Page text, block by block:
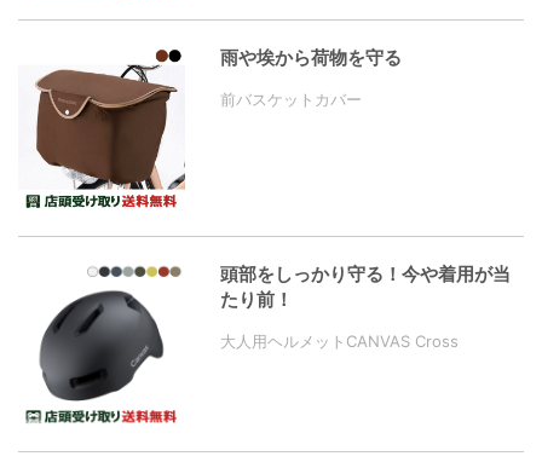
雨や埃から荷物を守る
前バスケットカバー
頭部をしっかり守る！今や着用が当
たり前！
大人用ヘルメットCANVAS Cross